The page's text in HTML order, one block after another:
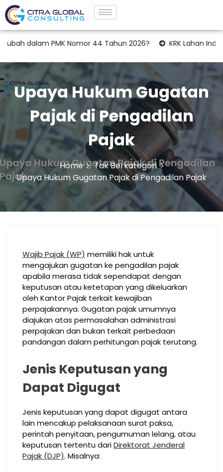
dalam PMK Nomor 44 Tahun 2026? KRK Lahan Industri:
Upaya Hukum Gugatan
Pajak di Pengadilan
Pajak
Home
Tak Berkategori
Upaya Hukum Gugatan Pajak di Pengadilan Pajak
Wajib Pajak (WP) memiliki hak untuk
mengajukan gugatan ke pengadilan pajak
apabila merasa tidak sependapat dengan
keputusan atau ketetapan yang dikeluarkan
oleh Kantor Pajak terkait kewajiban
perpajakannya. Gugatan pajak umumnya
diajukan atas permasalahan administrasi
perpajakan dan bukan terkait perbedaan
pandangan dalam perhitungan pajak terutang.
Jenis Keputusan yang
Dapat Digugat
Jenis keputusan yang dapat digugat antara
lain mencakup pelaksanaan surat paksa,
perintah penyitaan, pengumuman lelang, atau
keputusan tertentu dariDirektorat Jenderal
Pajak (DJP). Misalnya: